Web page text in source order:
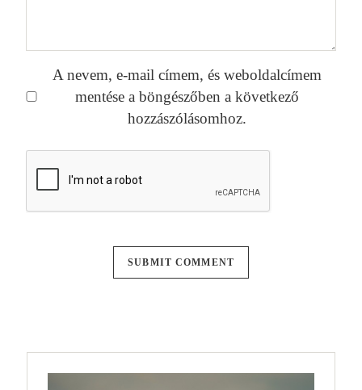
A nevem, e-mail címem, és weboldalcímem
mentése a böngészőben a következő
hozzászólásomhoz.